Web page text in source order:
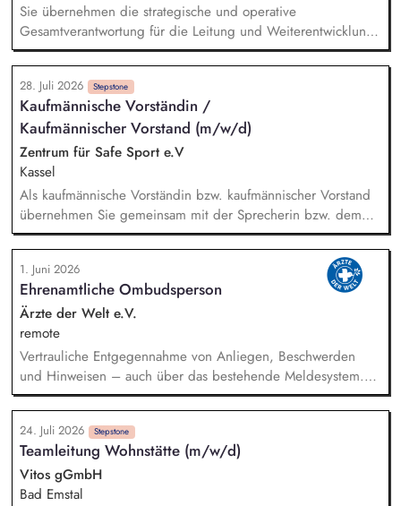
Sie übernehmen die strategische und operative
Gesamtverantwortung für die Leitung und Weiterentwicklung
des ZfSS, gemeinsam mit der kaufmännischen Vorständin
bzw. dem kaufmännischen Vorstand. Sie verantworten die
Erarbeitung, Umsetzung und kontinuierliche
Weiterentwicklung des inhaltlichen Gesamtkonzepts des ZfSS.
Dabei gestalten Sie die fachliche Ausrichtung und
Weiterentwicklung sowie den Auf- und Ausbau der
Aufgabenbereiche Prävention und Aufarbeitung sowie
Untersuchung / Intervention / Disziplinarverfahren.
28. Juli 2026 Stepstone
Kaufmännische Vorständin /
Kaufmännischer Vorstand (m/w/d)
Zentrum für Safe Sport e.V
Kassel
Als kaufmännische Vorständin bzw. kaufmännischer Vorstand
übernehmen Sie gemeinsam mit der Sprecherin bzw. dem
Sprecher des Vorstands eine zentrale Rolle beim Aufbau der
neuen bundesweiten Einrichtung ZfSS. Sie verantworten den
Auf- und Ausbau der Geschäftsstelle sowie der zentralen
Stabs- und Funktionsbereiche (insbesondere Finanzen,
Personal, IT, Recht, Compliance sowie Beschaffung und
Vergabe) und entwickeln diese organisatorisch weiter. Sie
stellen die Finanzsteuerung einschließlich Haushaltsplanung,
Jahresrechnung sowie wirtschaftlicher Gesamtsteuerung
sicher. Sie gestalten gemeinsam mit der Sprecherin bzw.
dem Sprecher des Vorstands eine inklusive,
diskriminierungsfreie und gleichstellungsorientierte
Organisationskultur.
1. Juni 2026
Ehrenamtliche Ombudsperson
Ärzte der Welt e.V.
remote
Vertrauliche Entgegennahme von Anliegen, Beschwerden
und Hinweisen – auch über das bestehende Meldesystem.
Vermittlung bei Konflikten und Unterstützung bei
Klärungsprozessen. Konzeption und Durchführung von
Schulungen und Sensibilisierungsformaten. Mitwirkung an der
Weiterentwicklung von Leitlinien, Verhaltenskodizes und dem
Meldesystem. Förderung einer offenen Feedback- und
Beschwerdekultur innerhalb der Organisation.
24. Juli 2026 Stepstone
Teamleitung Wohnstätte (m/w/d)
Vitos gGmbH
Bad Emstal